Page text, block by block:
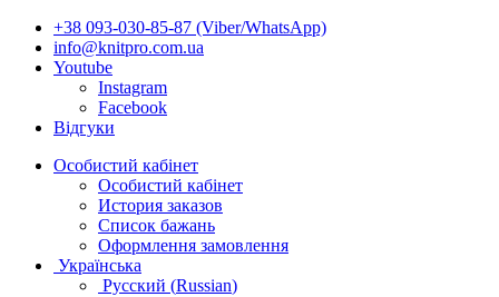
+38 093-030-85-87 (Viber/WhatsApp)
info@knitpro.com.ua
Youtube
Instagram
Facebook
Відгуки
Особистий кабінет
Особистий кабінет
История заказов
Список бажань
Оформлення замовлення
Українська
Русский (Russian)